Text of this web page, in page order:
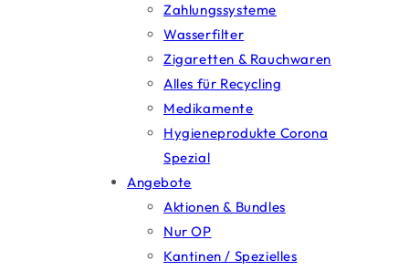
Zahlungssysteme
Wasserfilter
Zigaretten & Rauchwaren
Alles für Recycling
Medikamente
Hygieneprodukte Corona
Spezial
Angebote
Aktionen & Bundles
Nur OP
Kantinen / Spezielles